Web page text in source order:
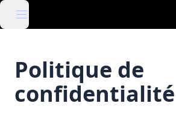
Politique de
confidentialité